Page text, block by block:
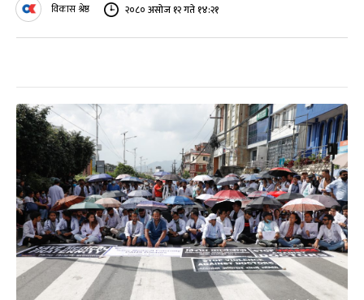
विकास श्रेष्ठ २०८० असोज १२ गते १४:२१